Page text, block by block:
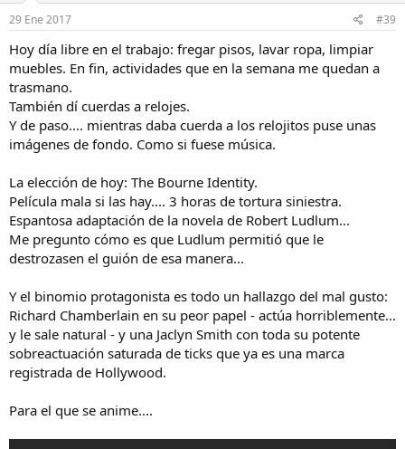
29 Ene 2017 #39
Hoy día libre en el trabajo: fregar pisos, lavar ropa, limpiar
muebles. En fin, actividades que en la semana me quedan a
trasmano.
También dí cuerdas a relojes.
Y de paso.... mientras daba cuerda a los relojitos puse unas
imágenes de fondo. Como si fuese música.
La elección de hoy: The Bourne Identity.
Película mala si las hay.... 3 horas de tortura siniestra.
Espantosa adaptación de la novela de Robert Ludlum...
Me pregunto cómo es que Ludlum permitió que le
destrozasen el guión de esa manera...
Y el binomio protagonista es todo un hallazgo del mal gusto:
Richard Chamberlain en su peor papel - actúa horriblemente...
y le sale natural - y una Jaclyn Smith con toda su potente
sobreactuación saturada de ticks que ya es una marca
registrada de Hollywood.
Para el que se anime....